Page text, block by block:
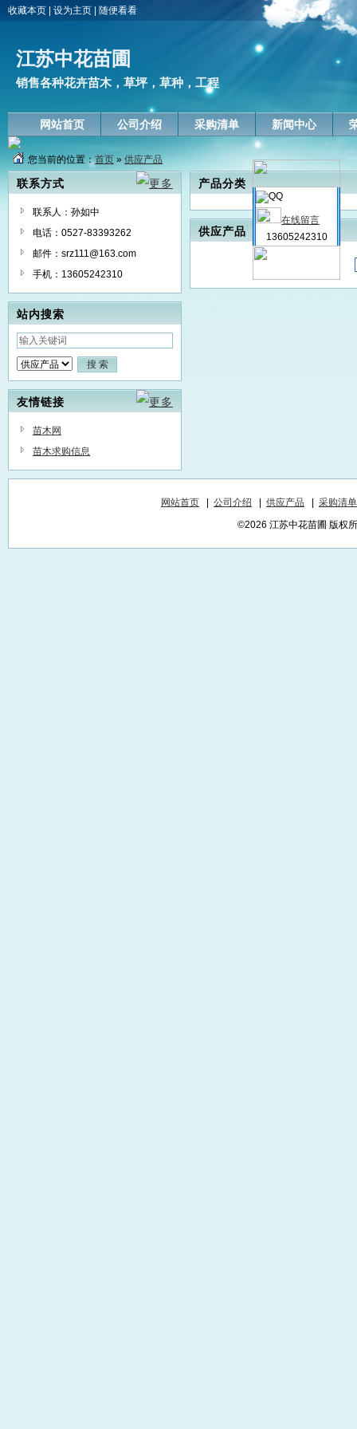
收藏本页 设为主页 随便看看
江苏中花苗圃
销售各种花卉苗木，草坪，草种，工程
网站首页 公司介绍 采购清单 新闻中心
您当前的位置：首页 » 供应产品
联系方式
联系人：孙如中
电话：0527-83393262
邮件：srz111@163.com
手机：13605242310
站内搜索
友情链接
苗木网
苗木求购信息
产品分类
供应产品
在线留言
13605242310
网站首页 公司介绍 供应产品
采购清单
©2026 江苏中花苗圃 版权